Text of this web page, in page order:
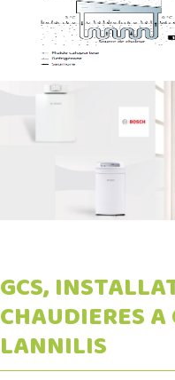
GCS,
CHAUDIERES
LANNILIS